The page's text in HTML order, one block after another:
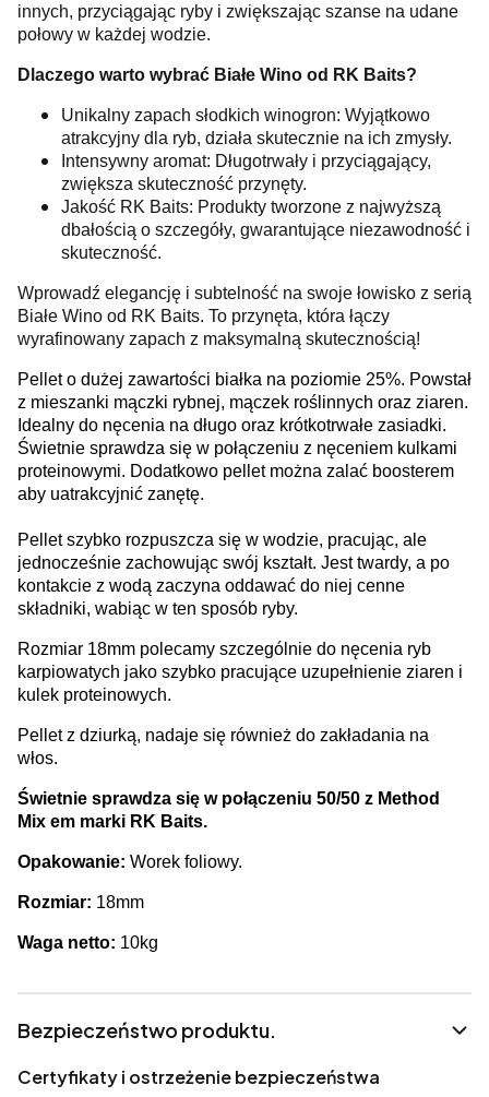
innych, przyciągając ryby i zwiększając szanse na udane
połowy w każdej wodzie.
Dlaczego warto wybrać Białe Wino od RK Baits?
Unikalny zapach słodkich winogron: Wyjątkowo
atrakcyjny dla ryb, działa skutecznie na ich zmysły.
Intensywny aromat: Długotrwały i przyciągający,
zwiększa skuteczność przynęty.
Jakość RK Baits: Produkty tworzone z najwyższą
dbałością o szczegóły, gwarantujące niezawodność i
skuteczność.
Wprowadź elegancję i subtelność na swoje łowisko z serią
Białe Wino od RK Baits. To przynęta, która łączy
wyrafinowany zapach z maksymalną skutecznością!
Pellet o dużej zawartości białka na poziomie 25%. Powstał
z mieszanki mączki rybnej, mączek roślinnych oraz ziaren.
Idealny do nęcenia na długo oraz krótkotrwałe zasiadki.
Świetnie sprawdza się w połączeniu z nęceniem kulkami
proteinowymi. Dodatkowo pellet można zalać boosterem
aby uatrakcyjnić zanętę.
Pellet szybko rozpuszcza się w wodzie, pracując, ale
jednocześnie zachowując swój kształt. Jest twardy, a po
kontakcie z wodą zaczyna oddawać do niej cenne
składniki, wabiąc w ten sposób ryby.
Rozmiar 18mm polecamy szczególnie do nęcenia ryb
karpiowatych jako szybko pracujące uzupełnienie ziaren i
kulek proteinowych.
Pellet z dziurką, nadaje się również do zakładania na
włos.
Świetnie sprawdza się w połączeniu 50/50 z Method
Mix em marki RK Baits.
Opakowanie: Worek foliowy.
Rozmiar: 18mm
Waga netto: 10kg
Bezpieczeństwo produktu.
Certyfikaty i ostrzeżenie bezpieczeństwa